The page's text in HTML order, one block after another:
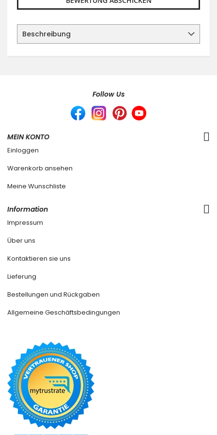
Beschreibung
Follow Us
MEIN KONTO
Einloggen
Warenkorb ansehen
Meine Wunschliste
Information
Impressum
Über uns
Kontaktieren sie uns
Lieferung
Bestellungen und Rückgaben
Allgemeine Geschäftsbedingungen